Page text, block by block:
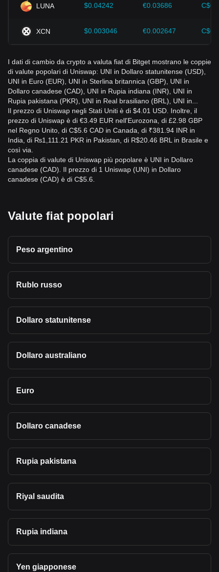
LUNA $0.04242 €0.03686
XCN $0.003046 €0.002647
I dati di cambio da crypto a valuta fiat di Bitget mostrano le coppie
di valute popolari di Uniswap: UNI in Dollaro statunitense (USD),
UNI in Euro (EUR), UNI in Sterlina britannica (GBP), UNI in
Dollaro canadese (CAD), UNI in Rupia indiana (INR), UNI in
Rupia pakistana (PKR), UNI in Real brasiliano (BRL), UNI in...
Il prezzo di Uniswap negli Stati Uniti è di $4.01 USD. Inoltre, il
prezzo di Uniswap è di €3.49 EUR nell'Eurozona, di £2.98 GBP
nel Regno Unito, di C$5.6 CAD in Canada, di ₹381.94 INR in
India, di ₨1,111.21 PKR in Pakistan, di R$20.46 BRL in Brasile e
così via.
La coppia di valute di Uniswap più popolare è UNI in Dollaro
canadese (CAD). Il prezzo di 1 Uniswap (UNI) in Dollaro
canadese (CAD) è di C$5.6.
Valute fiat popolari
Peso argentino
Rublo russo
Dollaro statunitense
Dollaro australiano
Euro
Dollaro canadese
Rupia pakistana
Riyal saudita
Rupia indiana
Yen giapponese